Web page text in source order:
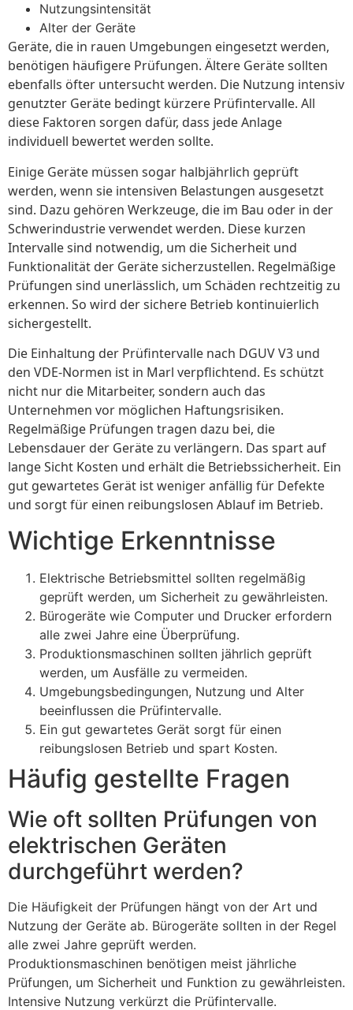
Nutzungsintensität
Alter der Geräte
Geräte, die in rauen Umgebungen eingesetzt werden,
benötigen häufigere Prüfungen. Ältere Geräte sollten
ebenfalls öfter untersucht werden. Die Nutzung intensiv
genutzter Geräte bedingt kürzere Prüfintervalle. All
diese Faktoren sorgen dafür, dass jede Anlage
individuell bewertet werden sollte.
Einige Geräte müssen sogar halbjährlich geprüft
werden, wenn sie intensiven Belastungen ausgesetzt
sind. Dazu gehören Werkzeuge, die im Bau oder in der
Schwerindustrie verwendet werden. Diese kurzen
Intervalle sind notwendig, um die Sicherheit und
Funktionalität der Geräte sicherzustellen. Regelmäßige
Prüfungen sind unerlässlich, um Schäden rechtzeitig zu
erkennen. So wird der sichere Betrieb kontinuierlich
sichergestellt.
Die Einhaltung der Prüfintervalle nach DGUV V3 und
den VDE-Normen ist in Marl verpflichtend. Es schützt
nicht nur die Mitarbeiter, sondern auch das
Unternehmen vor möglichen Haftungsrisiken.
Regelmäßige Prüfungen tragen dazu bei, die
Lebensdauer der Geräte zu verlängern. Das spart auf
lange Sicht Kosten und erhält die Betriebssicherheit. Ein
gut gewartetes Gerät ist weniger anfällig für Defekte
und sorgt für einen reibungslosen Ablauf im Betrieb.
Wichtige Erkenntnisse
Elektrische Betriebsmittel sollten regelmäßig
geprüft werden, um Sicherheit zu gewährleisten.
Bürogeräte wie Computer und Drucker erfordern
alle zwei Jahre eine Überprüfung.
Produktionsmaschinen sollten jährlich geprüft
werden, um Ausfälle zu vermeiden.
Umgebungsbedingungen, Nutzung und Alter
beeinflussen die Prüfintervalle.
Ein gut gewartetes Gerät sorgt für einen
reibungslosen Betrieb und spart Kosten.
Häufig gestellte Fragen
Wie oft sollten Prüfungen von
elektrischen Geräten
durchgeführt werden?
Die Häufigkeit der Prüfungen hängt von der Art und
Nutzung der Geräte ab. Bürogeräte sollten in der Regel
alle zwei Jahre geprüft werden.
Produktionsmaschinen benötigen meist jährliche
Prüfungen, um Sicherheit und Funktion zu gewährleisten.
Intensive Nutzung verkürzt die Prüfintervalle.